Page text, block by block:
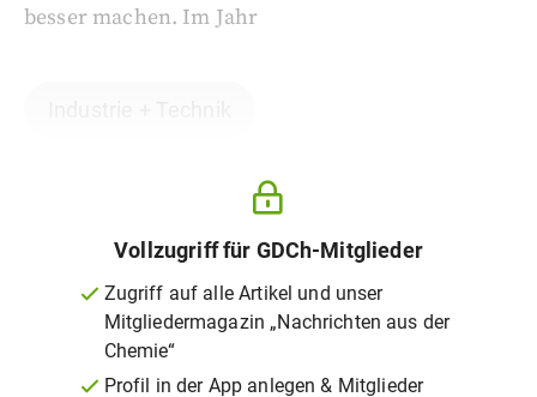
besser machen. Im Jahr
Vollzugriff für GDCh-Mitglieder
Zugriff auf alle Artikel und unser
Mitgliedermagazin „Nachrichten aus der
Chemie“
Profil in der App anlegen & Mitglieder